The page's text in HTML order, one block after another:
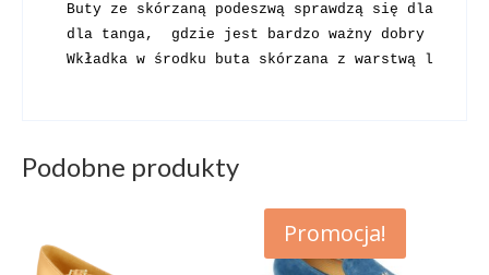
Buty ze skórzaną podeszwą sprawdzą się dla
dla tanga,  gdzie jest bardzo ważny dobry
Wkładka w środku buta skórzana z warstwą
Podobne produkty
Promocja!